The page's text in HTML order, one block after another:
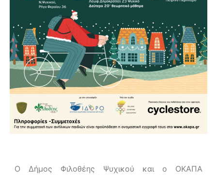
Ο Δήμος Φιλοθέης Ψυχικού και ο ΟΚΑΠΑ